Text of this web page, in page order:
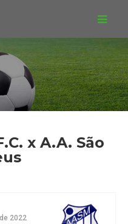
x A.A. São
2022